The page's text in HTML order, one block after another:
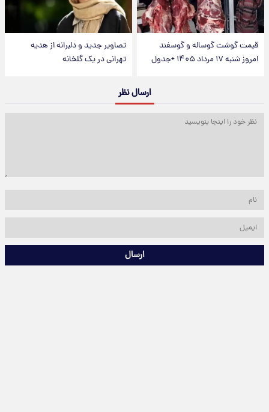
قیمت گوشت گوساله و گوسفند
امروز شنبه ۱۷ مرداد ۱۴۰۵ +جدول
تصاویر جدید و دلبرانه از هدیه
تهرانی در یک گلخانه
ارسال نظر
ارسال